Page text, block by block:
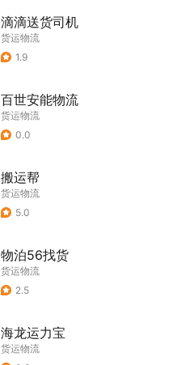
滴滴送货司机
货运物流
1.9
百世安能物流
货运物流
0.0
搬运帮
货运物流
5.0
物泊56找货
货运物流
2.5
海龙运力宝
货运物流